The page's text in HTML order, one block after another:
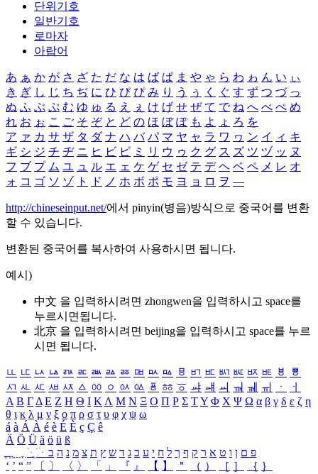
단위기호
일반기호
로마자
아랍어
あ ぁ か が さ ざ た だ な は ば ぱ ま や ゃ ら わ ゎ ん い ぃ
き ぎ し じ ち ぢ に ひ び ぴ み り う ぅ く ぐ す ず つ づ っ
ぬ ふ ぶ ぷ む ゆ ゅ る え ぇ け げ せ ぜ て で ね へ べ ぺ め
れ お ぉ こ ご そ ぞ と ど の ほ ぼ ぽ も よ ょ ろ を
ア ァ カ サ ザ タ ダ ナ ハ バ パ マ ヤ ャ ラ ワ ヮ ン イ ィ キ
ギ シ ジ チ ヂ ニ ヒ ビ ピ ミ リ ウ ゥ ク グ ス ズ ツ ヅ ッ ヌ
フ ブ プ ム ユ ュ ル エ ェ ケ ゲ セ ゼ テ デ ヘ ベ ペ メ レ オ
ォ コ ゴ ソ ゾ ト ド ノ ホ ボ ポ モ ヨ ョ ロ ヲ ―
http://chineseinput.net/에서 pinyin(병음)방식으로 중국어를 변환
할 수 있습니다.
변환된 중국어를 복사하여 사용하시면 됩니다.
예시)
中文 을 입력하시려면 zhongwen을 입력하시고 space를
누르시면됩니다.
北京 을 입력하시려면 beijing을 입력하시고 space를 누르
시면 됩니다.
ㅥ ㅦ ㅧ ㅨ ㅩ ㅪ ㅫ ㅬ ㅭ ㅮ ㅯ ㅰ ㅱ ㅲ ㅳ ㅴ ㅵ ㅶ ㅷ ㅸ
ㅹ
ㅺ ㅻ ㅼ ㅽ ㅾ ㅿ ㆀ ㆁ ㆂ ㆃ ㆄ ㆅ ㆆ ㆇ ㆈ ㆉ ㆊ ㆋ ㆌ ㆍ
ㆎ
Α Β ΓΔ Ε Ζ Η Θ Ι ΚΛ Μ Ν Ξ Ο Π Ρ Σ ΤΥ Φ Χ Ψ Ω α β γ δ ε ζ η
θ ι κ λ μ ν ξ ο π ρ σ τ υ φ χ ψ ω
á à Á À é è É È ç Ç ê
Ä Ö Ü ä ö ü ß
ִֶֹ ֻּ ׁׂ פ ם ן ו ט א ר ק ף ך ל ח י ע כ ג ד ש ץ ת צ מ נ ה ב
‘ ’ “ ” 〔 〕 〈 〉 「 」 『 』 【 】 ＂ （ ） ［ ］ ｛ ｝